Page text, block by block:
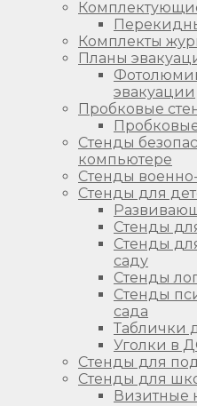
Комплекты
Планы
эвакуации
Пробковые
Стенды
компьютере
Стенды
Стенды для
Стенды
Стенды
саду
Стенды
Стенды
сада
Таблички
Уголки в
Стенды для
Стенды для
Визитные